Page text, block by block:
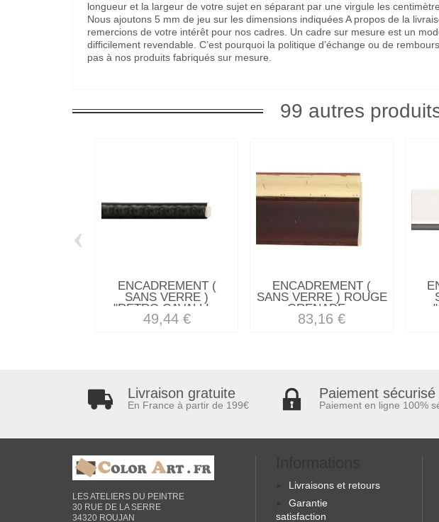
longueur et la largeur de votre sujet en séparant par une virgule les
Nous ajoutons 5 mm de jeu sur les dimensions indiquées A propos de la
remercions de votre intérêt pour nos cadres. Un cadre sur mesure est un
difficilement revendable. C’est pourquoi la politique d’échange ou de
pas à nos produits fabriqués sur mesure.
99 autres
ENCADREMENT (
SANS VERRE )
"RETRO CAVALLI...
49,44 €
ENCADREMENT (
SANS VERRE ) ROUGE
GRENADE...
83,16 €
‹
Livraison gratuite
En France à partir de 199€
Paiement sécurisé
Paiement en ligne 100%
LES ATELIERS DU PEINTRE
30 RUE DE LA SERRE
34320 ROUJAN
Livraisons et retours
Garantie
satisfaction